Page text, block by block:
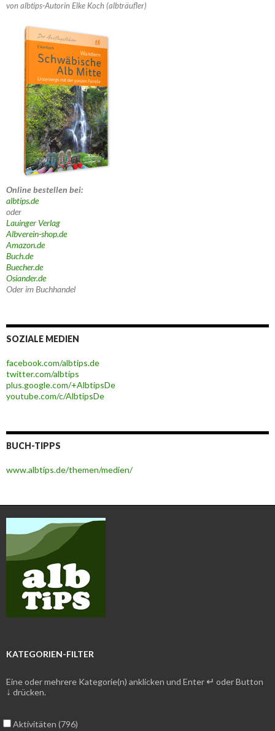
von albtips-Autorin Elke Koch (albträufler)
Online bestellen bei:
albtips.de
oder
Lauinger Verlag
Albverein-shop.de
Amazon.de
Buch.de
Buecher.de
Osiander.de
Oder im Buchhandel
SOZIALE MEDIEN
facebook.com/albtips.de
twitter.com/albtips
plus.google.com/+AlbtipsDe
youtube.com/c/AlbtipsDe
BUCH-TIPPS
www.albtips.de/themen/medien/
KATEGORIEN-FILTER
Eine oder mehrere Kategorie(n) anklicken und Enter ↵ oder Button
↓ drücken.
Aktivitäten (796)